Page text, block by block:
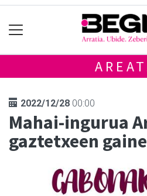
2022/12/28 00:00
Mahai-ingurua
gaztetxeen